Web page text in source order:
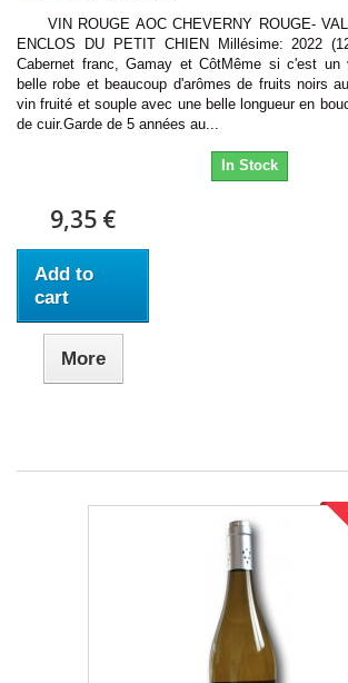
VIN ROUGE AOC CHEVERNY ROUGE-
ENCLOS DU PETIT CHIEN Millésime: 2022
Cabernet franc, Gamay et CôtMême si c'est un
belle robe et beaucoup d'arômes de fruits noirs
vin fruité et souple avec une belle longueur en
de cuir.Garde de 5 années au...
In Stock
9,35 €
Add to
cart
More